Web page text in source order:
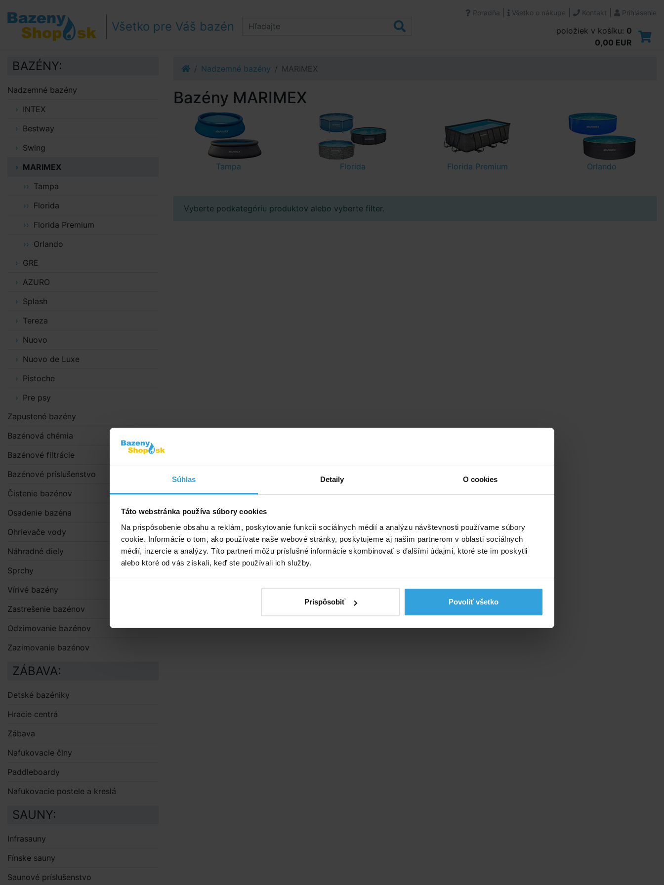
Súhlas Detaily O cookies
Táto webstránka používa súbory cookies
Na prispôsobenie obsahu a reklám, poskytovanie funkcií sociálnych médií a analýzu návštevnosti používame súbory
cookie. Informácie o tom, ako používate naše webové stránky, poskytujeme aj našim partnerom v oblasti sociálnych
médií, inzercie a analýzy. Títo partneri môžu príslušné informácie skombinovať s ďalšími údajmi, ktoré ste im poskytli
alebo ktoré od vás získali, keď ste používali ich služby.
Prispôsobiť Povoliť všetko
Prejsť na obsah
Prejsť k bočnému stĺpci
Klávesové skratky
Všetko pre Váš bazén
Poradňa Všetko o nákupe Kontakt Prihlásenie
položiek v košíku: 0
0,00 EUR
Nadzemné bazény MARIMEX
Bazény MARIMEX
Tampa Florida Florida Premium Orlando
Vyberte podkategóriu produktov alebo vyberte filter.
BAZÉNY:
Nadzemné bazény
INTEX
Bestway
Swing
MARIMEX
Tampa
Florida
Florida Premium
Orlando
GRE
AZURO
Splash
Tereza
Nuovo
Nuovo de Luxe
Pistoche
Pre psy
Zapustené bazény
Bazénová chémia
Bazénové filtrácie
Bazénové príslušenstvo
Čistenie bazénov
Osadenie bazéna
Ohrievače vody
Náhradné diely
Sprchy
Vírivé bazény
Zastrešenie bazénov
Odzimovanie bazénov
Zazimovanie bazénov
ZÁBAVA:
Detské bazéniky
Hracie centrá
Zábava
Nafukovacie člny
Paddleboardy
Nafukovacie postele a kreslá
SAUNY:
Infrasauny
Fínske sauny
Saunové príslušenstvo